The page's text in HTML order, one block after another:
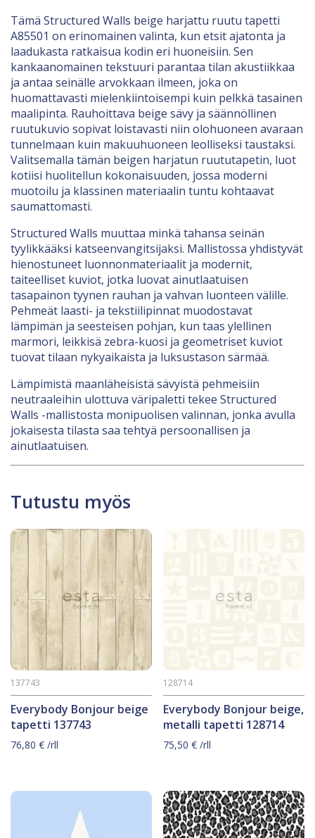
Tämä Structured Walls beige harjattu ruutu tapetti
A85501 on erinomainen valinta, kun etsit ajatonta ja
laadukasta ratkaisua kodin eri huoneisiin. Sen
kankaanomainen tekstuuri parantaa tilan akustiikkaa
ja antaa seinälle arvokkaan ilmeen, joka on
huomattavasti mielenkiintoisempi kuin pelkkä tasainen
maalipinta. Rauhoittava beige sävy ja säännöllinen
ruutukuvio sopivat loistavasti niin olohuoneen avaraan
tunnelmaan kuin makuuhuoneen leolliseksi taustaksi.
Valitsemalla tämän beigen harjatun ruututapetin, luot
kotiisi huolitellun kokonaisuuden, jossa moderni
muotoilu ja klassinen materiaalin tuntu kohtaavat
saumattomasti.
Structured Walls muuttaa minkä tahansa seinän
tyylikkääksi katseenvangitsijaksi. Mallistossa yhdistyvät
hienostuneet luonnonmateriaalit ja modernit,
taiteelliset kuviot, jotka luovat ainutlaatuisen
tasapainon tyynen rauhan ja vahvan luonteen välille.
Pehmeät laasti- ja tekstiilipinnat muodostavat
lämpimän ja seesteisen pohjan, kun taas ylellinen
marmori, leikkisä zebra-kuosi ja geometriset kuviot
tuovat tilaan nykyaikaista ja luksustason särmää.
Lämpimistä maanläheisistä sävyistä pehmeisiin
neutraaleihin ulottuva väripaletti tekee Structured
Walls -mallistosta monipuolisen valinnan, jonka avulla
jokaisesta tilasta saa tehtyä persoonallisen ja
ainutlaatuisen.
Tutustu myös
Everybody Bonjour beige
tapetti 137743
137743
76,80 € /rll
Everybody Bonjour beige,
metalli tapetti 128714
128714
75,50€ /rll